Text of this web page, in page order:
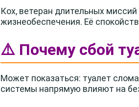
Кох, ветеран длительных
жизнеобеспечения. Её
⚠️ Почему сбой
Может показаться: туалет
системы напрямую влияют на